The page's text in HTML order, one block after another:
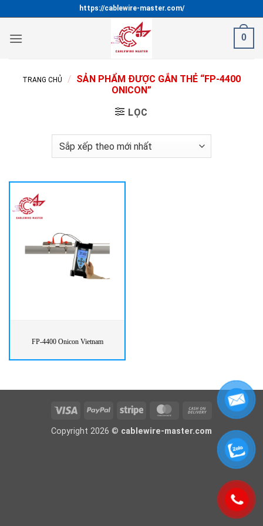
qua
nội
https://cablewire-master.com/
0
TRANG CHỦ / SẢN PHẨM ĐƯỢC GẮN THẺ “FP-4400
ONICON”
LỌC
FP-4400 Onicon Vietnam
Visa PayPal Stripe MasterCardCash
Delivery
Copyright 2026 © cablewire-master.com